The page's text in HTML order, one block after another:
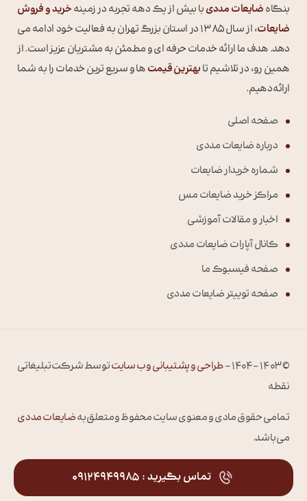
بنگاهضایعات مددیبا بیش از یک دهه تجربه در زمینهخرید و فروش
ضایعات
، از سال 1385 در استان بزرگ تهران به فعالیت خود ادامه می
دهد. هدف ما ارائه خدمات حرفه ای و مطمئن به مشتریان عزیز است. از
همین رو، در تلاشیم تابهترین قیمتها و سریع ترین خدمات را به شما
ارائه دهیم.
صفحه اصلی
درباره ضایعات مددی
شماره خریدار ضایعات
مراکز خرید ضایعات مس
اخبار و مقالات آموزشی
کانال آپارات ضایعات مددی
صفحه فیسبوک ما
صفحه توییتر ضایعات مددی
© 1403 – 1404 – طراحی و پشتیبانی وب سایتتوسط شرکت تبلیغاتی
نقطه
تمامی حقوق مادی و معنوی سایت محفوظ و متعلق بهضایعات مددی
می باشد.
تماس بگیرید : 09124949985